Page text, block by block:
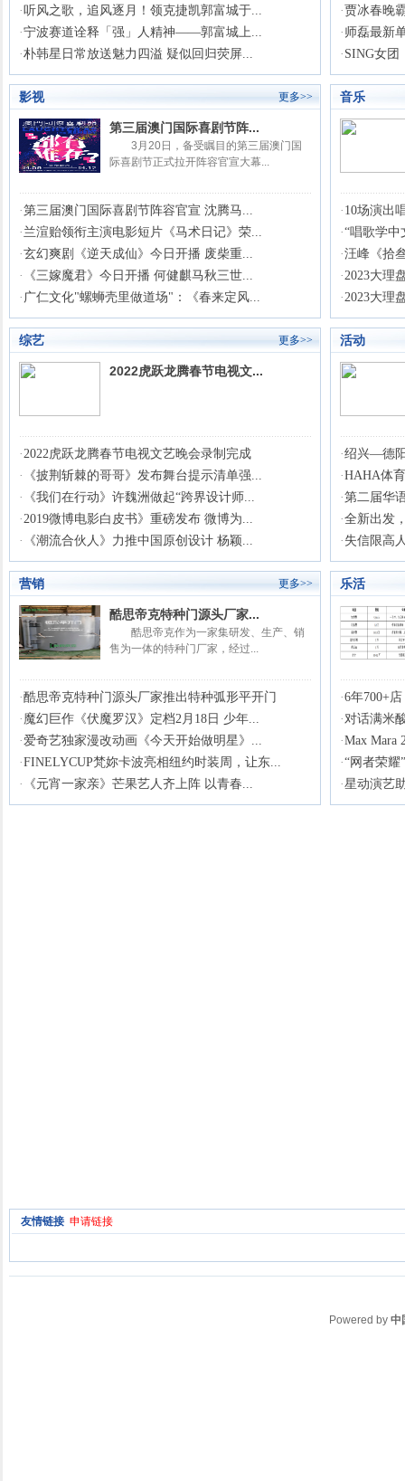
·听风之歌，追风逐月！领克捷凯郭富城于...
·宁波赛道诠释「强」人精神——郭富城上...
·朴韩星日常放送魅力四溢 疑似回归荧屏...
· 贾冰春晚
· 师磊最新
· SING女团
影视 更多>>
第三届澳门国际喜剧节阵...
3月20日，备受瞩目的第三届澳门国
际喜剧节正式拉开阵容官宣大幕...
·第三届澳门国际喜剧节阵容官宣 沈腾马...
· 兰渲贻领衔主演电影短片《马术日记》荣...
·玄幻爽剧《逆天成仙》今日开播 废柴重...
·
《三嫁魔君》今日开播 何健麒马秋三世...
· 广仁文化"螺蛳壳里做道场"：《春来定风...
音乐
· 10场演出
·“唱歌学中
·汪峰《拾
·2023大理
·2023大理
综艺 更多>>
2022虎跃龙腾春节电视文...
·2022虎跃龙腾春节电视文艺晚会录制完成
·
《披荆斩棘的哥哥》发布舞台提示清单强...
·
《我们在行动》许魏洲做起“跨界设计师...
·2019微博电影白皮书》重磅发布 微博为...
·
《潮流合伙人》力推中国原创设计 杨颖...
活动
·绍兴—德
·HAHA体
·第二届华
·全新出发
· 失信限高
营销 更多>>
酷思帝克特种门源头厂家...
酷思帝克作为一家集研发、生产、销
售为一体的特种门厂家，经过...
·酷思帝克特种门源头厂家推出特种弧形平开门
· 魔幻巨作《伏魔罗汉》定档2月18日 少年...
·爱奇艺独家漫改动画《今天开始做明星》...
·FINELYCUP梵妳卡波亮相纽约时装周，让东...
·
《元宵一家亲》芒果艺人齐上阵 以青春...
乐活
·6年700+
·对话满米
·Max Mara
·“网者荣耀
·星动演艺
友情链接 申请链接
Powered by 中